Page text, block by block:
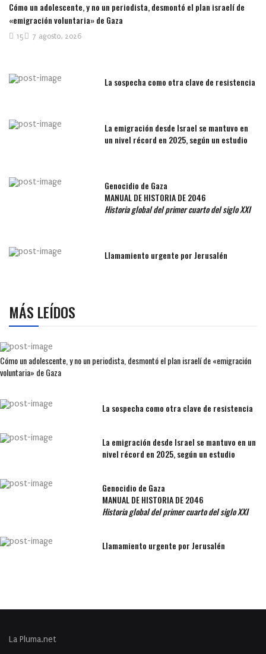
Cómo un adolescente, y no un periodista, desmontó el plan israelí de
«emigración voluntaria» de Gaza
7 agosto, 2026
15
La sospecha como otra clave de resistencia
La emigración desde Israel se mantuvo en
un nivel récord en 2025, según un estudio
Genocidio de Gaza
MANUAL DE HISTORIA DE 2046
Historia global del primer cuarto del siglo XXI
Llamamiento urgente por Jerusalén
MÁS LEÍDOS
Cómo un adolescente, y no un periodista, desmontó el plan israelí de «emigración
voluntaria» de Gaza
La sospecha como otra clave de resistencia
La emigración desde Israel se mantuvo en un
nivel récord en 2025, según un estudio
Genocidio de Gaza
MANUAL DE HISTORIA DE 2046
Historia global del primer cuarto del siglo XXI
Llamamiento urgente por Jerusalén
La Pluma.net